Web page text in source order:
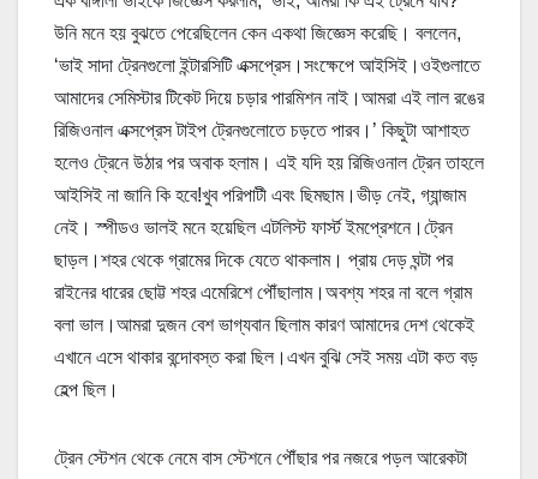
উনি মনে হয় বুঝতে পেরেছিলেন কেন একথা জিজ্ঞেস করেছি। বললেন,
‘ভাই সাদা ট্রেনগুলো ইন্টারসিটি এক্সপ্রেস।সংক্ষেপে আইসিই।ওইগুলাতে
আমাদের সেমিস্টার টিকেট দিয়ে চড়ার পারমিশন নাই।আমরা এই লাল রঙের
রিজিওনাল এক্সপ্রেস টাইপ ট্রেনগুলোতে চড়তে পারব।’ কিছুটা আশাহত
হলেও ট্রেনে উঠার পর অবাক হলাম। এই যদি হয় রিজিওনাল ট্রেন তাহলে
আইসিই না জানি কি হবে!খুব পরিপাটী এবং ছিমছাম।ভীড় নেই, গ্যান্জাম
নেই। স্পীডও ভালই মনে হয়েছিল এটলিস্ট ফার্স্ট ইমপ্রেশনে।ট্রেন
ছাড়ল।শহর থেকে গ্রামের দিকে যেতে থাকলাম। প্রায় দেড় ঘন্টা পর
রাইনের ধারের ছোট্ট শহর এমেরিশে পৌঁছালাম।অবশ্য শহর না বলে গ্রাম
বলা ভাল।আমরা দুজন বেশ ভাগ্যবান ছিলাম কারণ আমাদের দেশ থেকেই
এখানে এসে থাকার বন্দোবস্ত করা ছিল।এখন বুঝি সেই সময় এটা কত বড়
হেল্প ছিল।
ট্রেন স্টেশন থেকে নেমে বাস স্টেশনে পৌঁছার পর নজরে পড়ল আরেকটা